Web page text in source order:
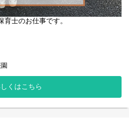
士のお仕事です。
チェ蕨園
-8名 2歳-8名）
19:30 / 土曜日 7:30～18:30
くはこちら